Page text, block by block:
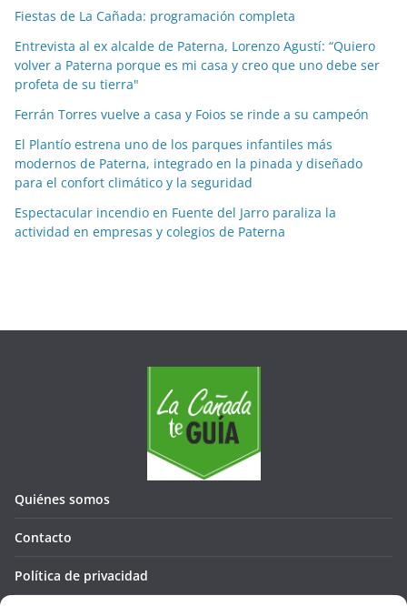
o
m
e
s
Fiestas de La Cañada: programación completa
Entrevista al ex alcalde de Paterna, Lorenzo Agustí: “Quiero
volver a Paterna porque es mi casa y creo que uno debe ser
profeta de su tierra"
Ferrán Torres vuelve a casa y Foios se rinde a su campeón
El Plantío estrena uno de los parques infantiles más
modernos de Paterna, integrado en la pinada y diseñado
para el confort climático y la seguridad
Espectacular incendio en Fuente del Jarro paraliza la
actividad en empresas y colegios de Paterna
Quiénes somos
Contacto
Política de privacidad